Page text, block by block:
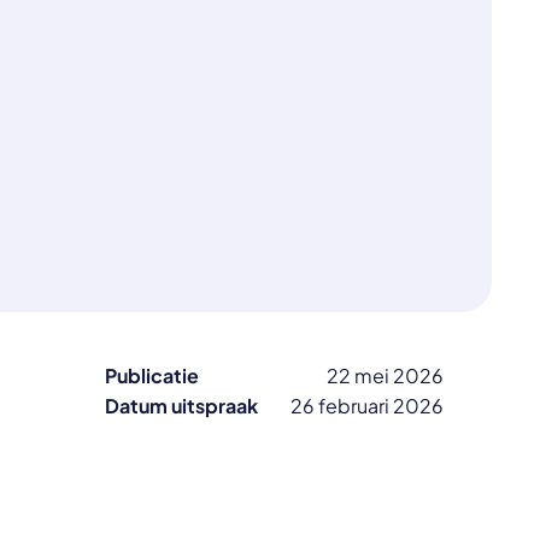
Publicatie
22 mei 2026
Datum uitspraak
26 februari 2026